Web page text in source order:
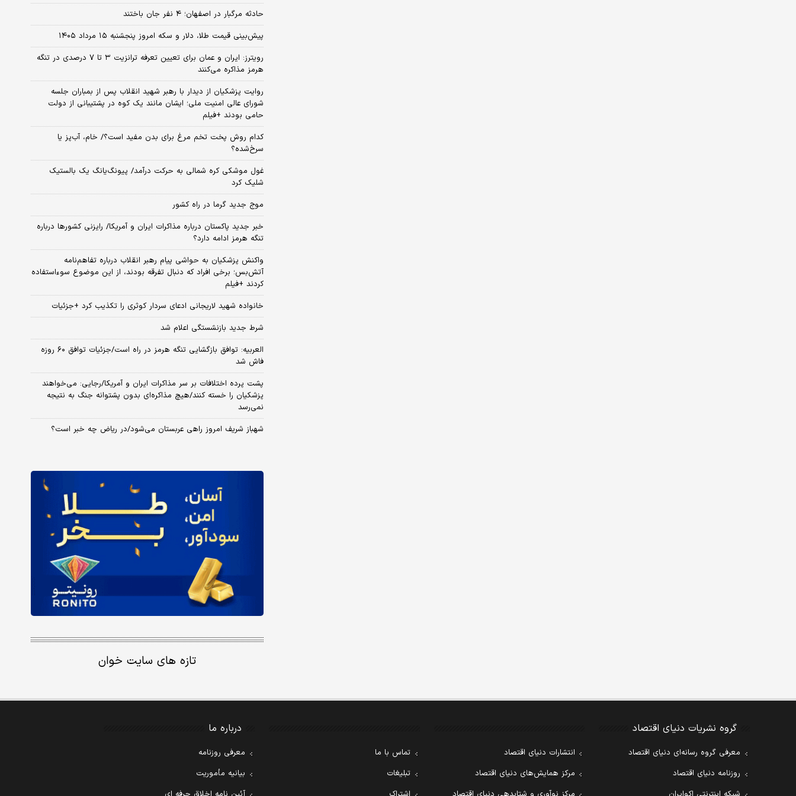
حادثه مرگبار در اصفهان؛ ۴ نفر جان باختند
پیش‌بینی قیمت طلا، دلار و سکه امروز پنجشنبه ۱۵ مرداد ۱۴۰۵
رویترز: ایران و عمان برای تعیین تعرفه ترانزیت ۳ تا ۷ درصدی در تنگه
هرمز مذاکره می‌کنند
روایت پزشکیان از دیدار با رهبر شهید انقلاب پس از بمباران جلسه
شورای عالی امنیت ملی؛ ایشان مانند یک کوه در پشتیبانی از دولت
حامی بودند +فیلم
کدام روش پخت تخم مرغ برای بدن مفید است؟/ خام، آب‌پز یا
سرخ‌شده؟
غول موشکی کره شمالی به حرکت درآمد/ پیونگ‌یانگ یک بالستیک
شلیک کرد
موج جدید گرما در راه کشور
خبر جدید پاکستان درباره مذاکرات ایران و آمریکا/ رایزنی کشورها درباره
تنگه هرمز ادامه دارد؟
واکنش پزشکیان به حواشی پیام رهبر انقلاب درباره تفاهم‌نامه
آتش‌بس؛ برخی افراد که دنبال تفرقه بودند، از این موضوع سوءاستفاده
کردند +فیلم
خانواده شهید لاریجانی ادعای سردار کوثری را تکذیب کرد +جزئیات
شرط جدید بازنشستگی اعلام شد
العربیه: توافق بازگشایی تنگه هرمز در راه است/جزئیات توافق ۶۰ روزه
فاش شد
پشت پرده اختلافات بر سر مذاکرات ایران و آمریکا/رجایی: می‌خواهند
پزشکیان را خسته کنند/هیچ مذاکره‌ای بدون پشتوانه جنگ به نتیجه
نمی‌رسد
شهباز شریف امروز راهی عربستان می‌شود/در ریاض چه خبر است؟
تازه های سایت خوان
گروه نشریات دنیای اقتصاد
معرفی گروه رسانه‌ای دنیای اقتصاد
روزنامه دنیای اقتصاد
انتشارات دنیای اقتصاد
مرکز همایش‌های دنیای اقتصاد
تماس با ما
تبلیغات
درباره ما
معرفی روزنامه
بیانیه مأموریت